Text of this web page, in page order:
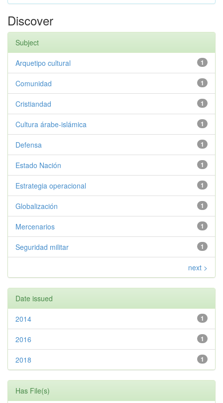
Discover
Subject
1
Arquetipo cultural
1
Comunidad
1
Cristiandad
1
Cultura árabe-islámica
1
Defensa
1
Estado Nación
1
Estrategia operacional
1
Globalización
1
Mercenarios
1
Seguridad militar
next >
Date issued
1
2014
1
2016
1
2018
Has File(s)